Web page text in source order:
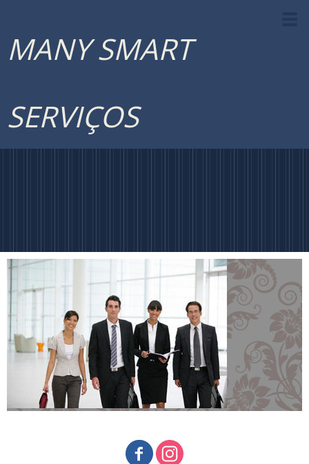
MANY SMART
SERVIÇOS